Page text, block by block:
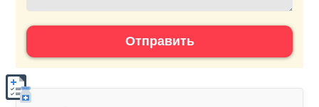
Отправить